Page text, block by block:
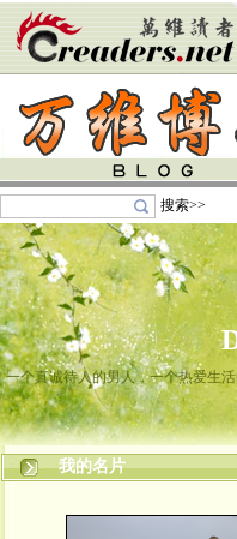
搜索>>
一个真诚待人的男人，一个热爱生
我的名片